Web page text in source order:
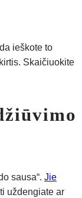
ieškote to
Skaičiuokite
sausa“. Jie
uždengiate ar